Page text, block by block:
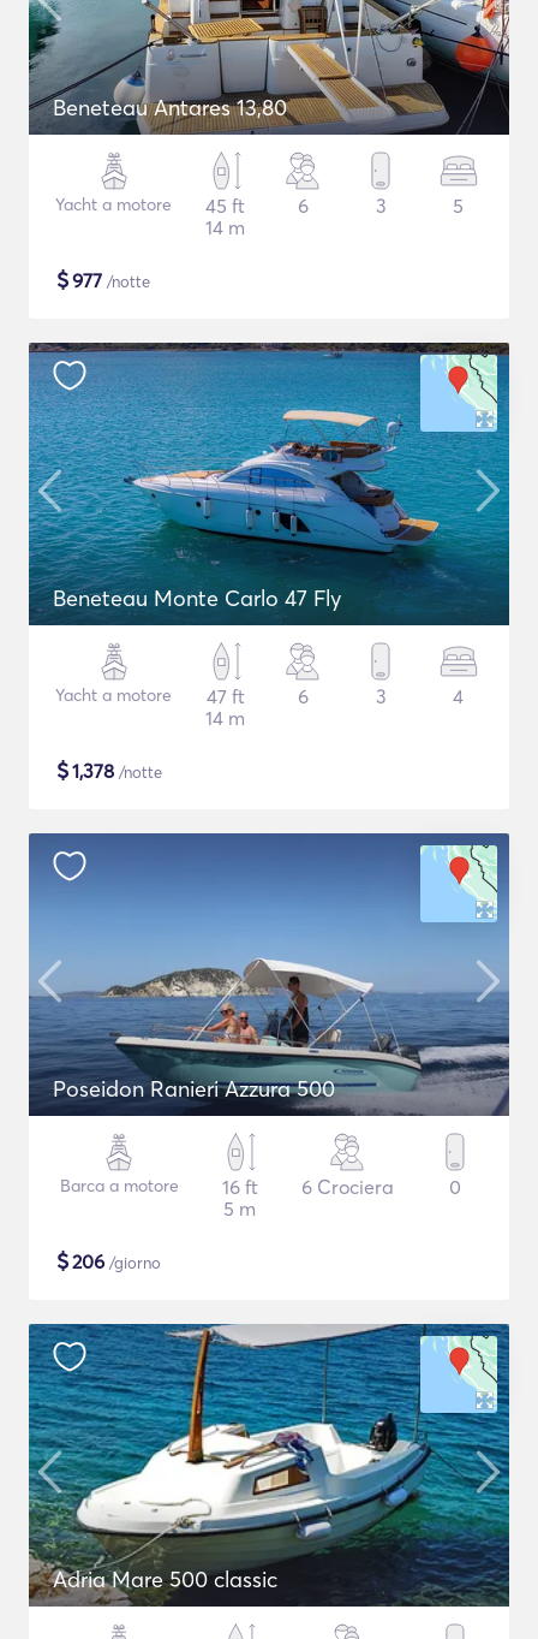
Beneteau Antares 13,80
Yacht a motore
45 ft
14 m
6 3 5
$977 /notte
Beneteau Monte Carlo 47 Fly
Yacht a motore
47 ft
14 m
6 3 4
$1,378 /notte
Poseidon Ranieri Azzura 500
Barca a motore
16 ft
5 m
6 Crociera 0
$206 /giorno
Adria Mare 500 classic